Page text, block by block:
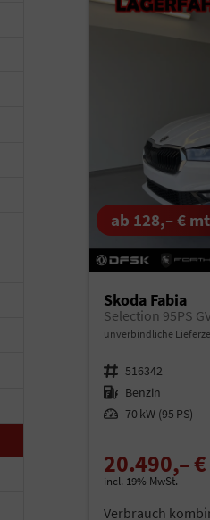
ab 128,– €
Skoda Fabia
unverbindliche
Fahrzeugnr. 516342
Kraftstoff Benzin
Leistung 70 kW (95 PS)
20.490,– €
incl. 19% MwSt.
Verbrauch